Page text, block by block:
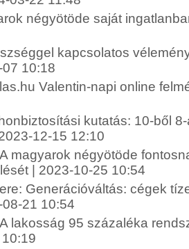
négyötöde saját
kapcsolatos
10:18
Valentin-napi online
kutatás: 10-ből
12-15 12:10
magyarok négyötöde
| 2023-10-25 10:54
Generációváltás: cégek
21 10:54
lakosság 95 százaléka